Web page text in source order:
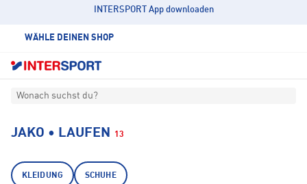
INTERSPORT App downloaden
WÄHLE DEINEN SHOP
Wonach suchst du?
JAKO • LAUFEN 13
KLEIDUNG SCHUHE